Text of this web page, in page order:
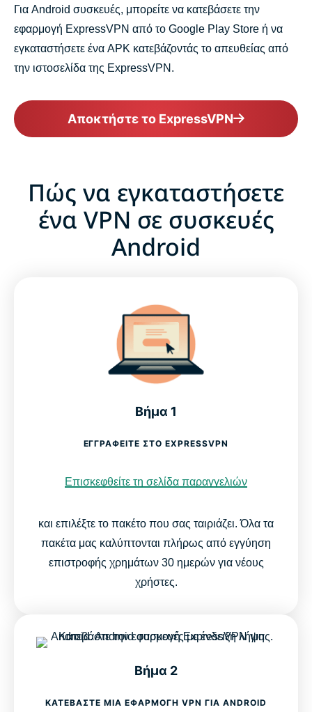
Για Android συσκευές, μπορείτε να κατεβάσετε την
εφαρμογή ExpressVPN από το Google Play Store ή να
εγκαταστήσετε ένα APK κατεβάζοντάς το απευθείας από
την ιστοσελίδα της ExpressVPN.
Αποκτήστε το ExpressVPN
Πώς να εγκαταστήσετε
ένα VPN σε συσκευές
Android
Βήμα 1
ΕΓΓΡΑΦΕΊΤΕ ΣΤΟ EXPRESSVPN
Επισκεφθείτε τη σελίδα παραγγελιών
και επιλέξτε το πακέτο που σας ταιριάζει. Όλα τα
πακέτα μας καλύπτονται πλήρως από εγγύηση
επιστροφής χρημάτων 30 ημερών για νέους
χρήστες.
Βήμα 2
ΚΑΤΕΒΆΣΤΕ ΜΊΑ ΕΦΑΡΜΟΓΉ VPN ΓΙΑ ANDROID